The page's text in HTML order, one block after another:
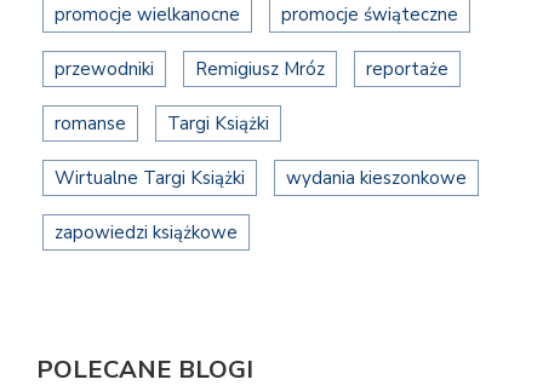
promocje wielkanocne promocje świąteczne
przewodniki Remigiusz Mróz reportaże
romanse Targi Książki
Wirtualne Targi Książki wydania kieszonkowe
zapowiedzi książkowe
POLECANE BLOGI